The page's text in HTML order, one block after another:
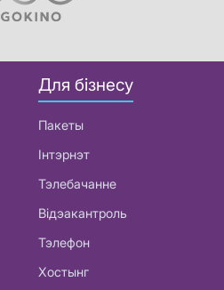
Для бізнесу
Пакеты
Інтэрнэт
Тэлебачанне
Відэакантроль
Тэлефон
Хостынг